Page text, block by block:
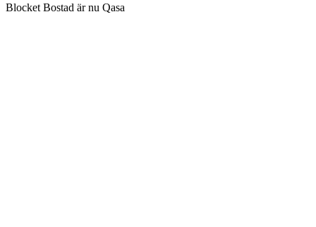
Blocket Bostad är nu Qasa